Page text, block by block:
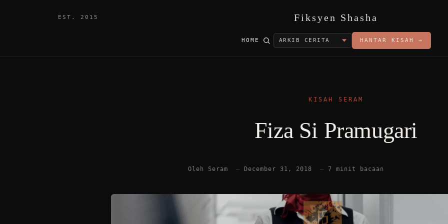
EST. 2015 Fiksyen Shasha
HOME HANTAR KISAH →
KISAH SERAM
Fiza Si Pramugari
Oleh Seram — December 31, 2018 — 7 minit bacaan